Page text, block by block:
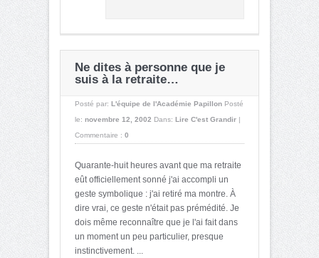
Ne dites à personne que je
suis à la retraite…
Posté par: L'équipe de l'Académie Papillon Posté
le: novembre 12, 2002 Dans: Lire C'est Grandir |
Commentaire : 0
Quarante-huit heures avant que ma retraite
eût officiellement sonné j'ai accompli un
geste symbolique : j'ai retiré ma montre. À
dire vrai, ce geste n'était pas prémédité. Je
dois même reconnaître que je l'ai fait dans
un moment un peu particulier, presque
instinctivement. ...